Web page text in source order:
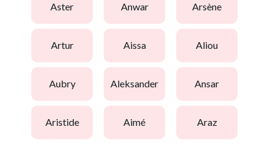
aster anwar arsène
artur aissa aliou
aubry aleksander ansar
aristide aimé araz